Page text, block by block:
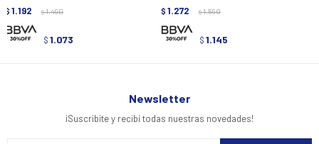
$ 1.192 $ 1.490
$ 1.073
$ 1.272 $ 1.590
$ 1.145
Newsletter
¡Suscribite y recibí todas nuestras novedades!